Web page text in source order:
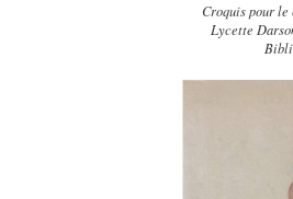
Croquis pour le
Lycette